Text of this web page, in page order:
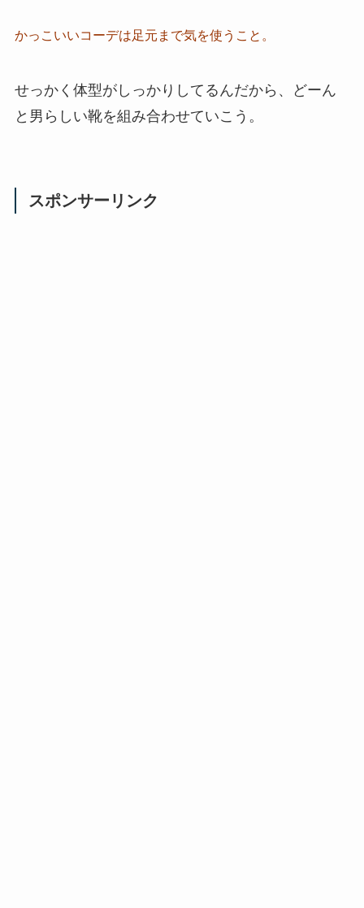
かっこいいコーデは足元まで気を使うこと。
せっかく体型がしっかりしてるんだから、どーん
と男らしい靴を組み合わせていこう。
スポンサーリンク